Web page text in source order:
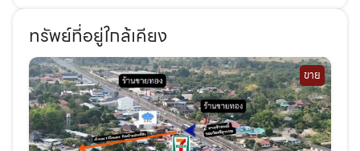
ทรัพย์ที่อยู่ใกล้เคียง
ขาย